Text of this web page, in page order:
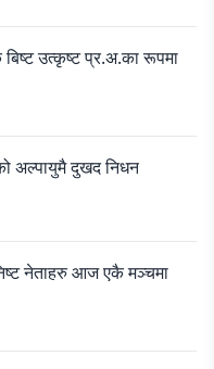
बिष्ट उत्कृष्ट प्र.अ.का रूपमा
अल्पायुमै दुखद निधन
नेताहरु आज एकै मञ्चमा